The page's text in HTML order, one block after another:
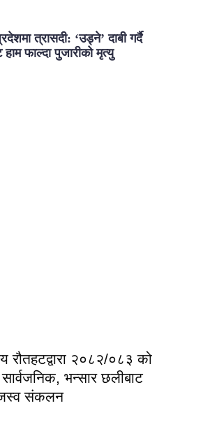
त्रासदी: ‘उड्ने’ दाबी गर्दै
हाम फाल्दा पुजारीको मृत्यु
रौतहटद्वारा २०८२/०८३ को
सार्वजनिक, भन्सार छलीबाट
संकलन